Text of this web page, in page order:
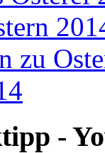
zu
-